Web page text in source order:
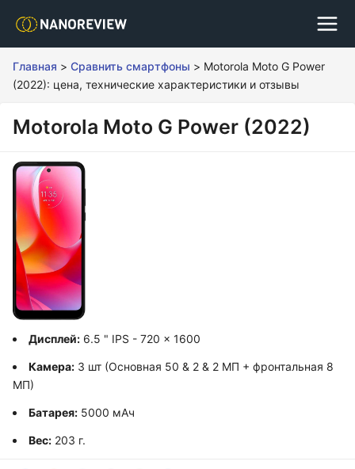
Главная > Сравнить смартфоны > Motorola Moto G Power
(2022): цена, технические характеристики и отзывы
Motorola Moto G Power (2022)
Дисплей: 6.5 " IPS - 720 x 1600
Камера: 3 шт (Основная 50 & 2 & 2 МП + фронтальная 8
МП)
Батарея: 5000 мАч
Вес: 203 г.